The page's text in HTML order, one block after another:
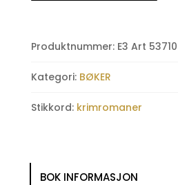
Produktnummer: E3 Art 53710
Kategori: BØKER
Stikkord: krimromaner
BOK INFORMASJON